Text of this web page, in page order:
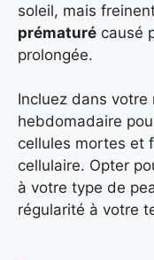
soleil, mais
prématuré causé
prolongée.
Incluez dans
hebdomadaire
cellules mortes et
cellulaire. Opter
à votre type de
régularité à votre